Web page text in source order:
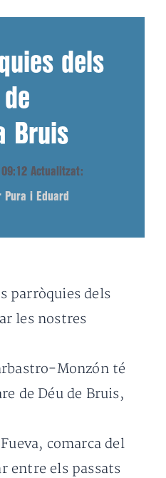
dels
Bruis
Actualitzat:
Pura i Eduard
parròquies dels
les nostres
Monzón té
de Déu de Bruis,
comarca del
entre els passats